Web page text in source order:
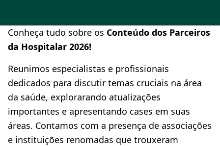
Conheça tudo sobre os Conteúdo dos Parceiros
da Hospitalar 2026!
Reunimos especialistas e profissionais
dedicados para discutir temas cruciais na área
da saúde, explorarando atualizações
importantes e apresentando cases em suas
áreas. Contamos com a presença de associações
e instituições renomadas que trouxeram